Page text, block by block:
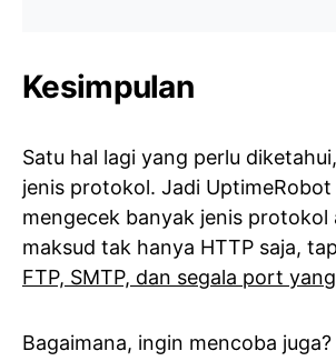
Kesimpulan
Satu hal lagi yang perlu
jenis protokol. Jadi
mengecek banyak jenis protokol
maksud tak hanya HTTP saja,
FTP, SMTP, dan segala port
Bagaimana, ingin mencoba